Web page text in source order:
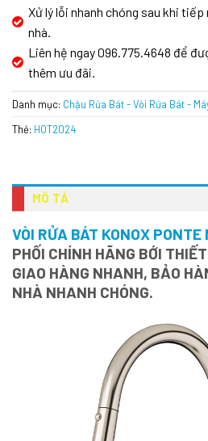
Xử lý lỗi nhanh chóng sau khi
nhà.
Liên hệ ngay 096.775.4648 để
thêm ưu đãi.
Danh mục: Chậu Rửa Bát - Vòi Rửa Bát -
Thẻ: HOT2024
MÔ TẢ
VÒI RỬA BÁT KONOX PONTE
PHỐI CHÍNH HÃNG BỚI
GIAO HÀNG NHANH, BẢO
NHÀ NHANH CHÓNG.